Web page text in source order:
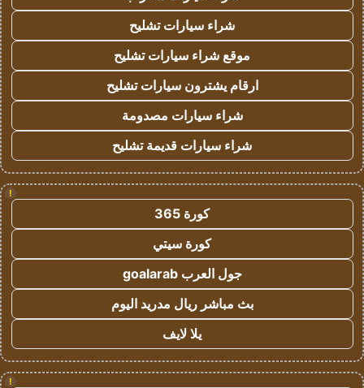
شراء سيارات تشليح
موقع شراء سيارات تشليح
ارقام يشترون سيارات تشليح
شراء سيارات مصدومة
شراء سيارات قديمة تشليح
!
كورة 365
كورة سيتي
جول العرب goalarab
بث مباشر ريال مدريد اليوم
يلا لايف
!